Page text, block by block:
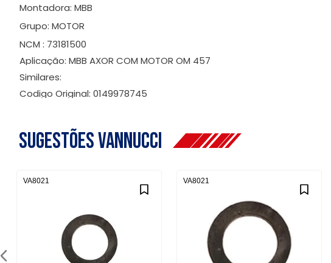
Montadora: MBB
Grupo: MOTOR
NCM : 73181500
Aplicação: MBB AXOR COM MOTOR OM 457
Similares:
Codigo Original: 0149978745
Sugestões Vannucci
VA8021 VA8021